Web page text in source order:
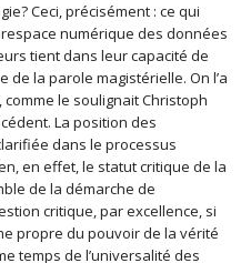
Ceci, précisément : ce qui
numérique des données
tient dans leur capacité de
la parole magistérielle. On l’a
le soulignait Christoph
La position des
dans le processus
en effet, le statut critique de la
de la démarche de
critique, par excellence, si
propre du pouvoir de la vérité
temps de l’universalité des